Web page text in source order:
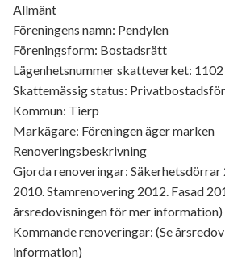
Allmänt
Föreningens namn: Pendylen
Föreningsform: Bostadsrätt
Lägenhetsnummer skatteverket: 1102
Skattemässig status:
Kommun: Tierp
Markägare: Föreningen äger marken
Renoveringsbeskrivning
Gjorda renoveringar:
2010. Stamrenovering 2012. Fasad
årsredovisningen för mer information)
Kommande renoveringar: (Se
information)